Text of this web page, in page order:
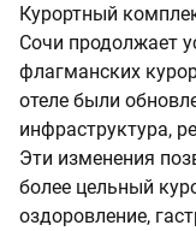
Курортный
Сочи продолжает
флагманских
отеле были
инфраструктура,
Эти изменения
более цельный
оздоровление,